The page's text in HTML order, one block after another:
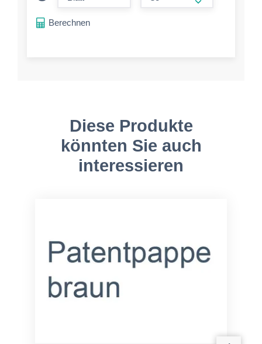
form.increase-
Berechnen
Diese Produkte
könnten Sie auch
interessieren